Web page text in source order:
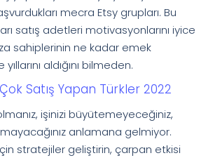
mecra Etsy grupları. Bu
satış adetleri motivasyonlarını iyice
sahiplerinin ne kadar emek
aldığını bilmeden.
Satış Yapan Türkler 2022
işinizi büyütemeyeceğiniz,
anlamana gelmiyor.
stratejiler geliştirin, çarpan etkisi